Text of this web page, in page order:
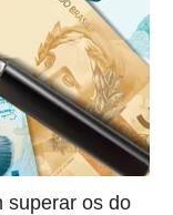
superar os do